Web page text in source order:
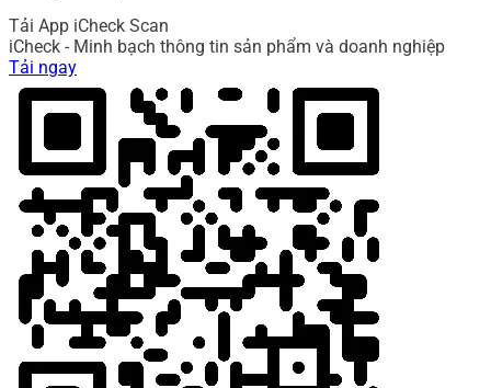
Tải App iCheck Scan
iCheck - Minh bạch thông tin sản phẩm và doanh nghiệp
Tải ngay